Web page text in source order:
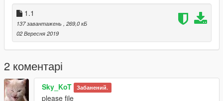
1.1
137 завантажень , 269,0 кБ
02 Вересня 2019
2 коментарі
Sky_KoT Забанений.
please file